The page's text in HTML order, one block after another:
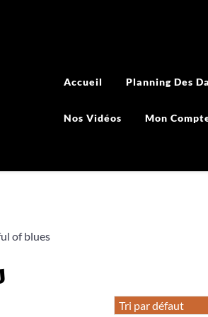
Accueil Planning Des
Nos Vidéos Mon
of blues